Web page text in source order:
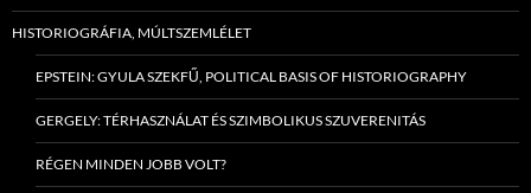
HISTORIOGRÁFIA, MÚLTSZEMLÉLET
EPSTEIN: GYULA SZEKFŰ, POLITICAL BASIS OF HISTORIOGRAPHY
GERGELY: TÉRHASZNÁLAT ÉS SZIMBOLIKUS SZUVERENITÁS
RÉGEN MINDEN JOBB VOLT?